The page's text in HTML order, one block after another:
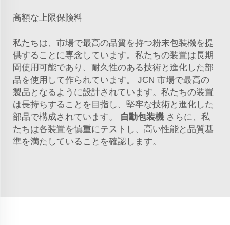
高額な上限保険料
私たちは、市場で最高の品質を持つ粉末包装機を提
供することに専念しています。私たちの装置は長期
間使用可能であり、耐久性のある技術と進化した部
品を使用して作られています。 JCN 市場で最高の
製品となるように設計されています。私たちの装置
は長持ちすることを目指し、堅牢な技術と進化した
部品で構成されています。
自動包装機 さらに、私
たちは各装置を慎重にテストし、高い性能と品質基
準を満たしていることを確認します。